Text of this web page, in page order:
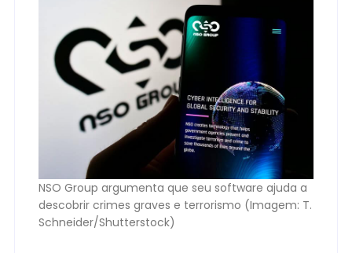
NSO Group argumenta que seu software ajuda a
descobrir crimes graves e terrorismo (Imagem: T.
Schneider/Shutterstock)